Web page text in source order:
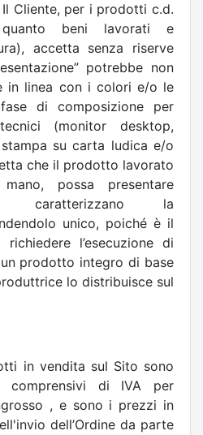
Cliente, per i prodotti c.d.
quanto beni lavorati e
accetta senza riserve
potrebbe non
in linea con i colori e/o le
di composizione per
(monitor desktop,
su carta ludica e/o
che il prodotto lavorato
possa presentare
caratterizzano la
unico, poiché è il
l’esecuzione di
prodotto integro di base
lo distribuisce sul
in vendita sul Sito sono
di IVA per
, e sono i prezzi in
dell’Ordine da parte